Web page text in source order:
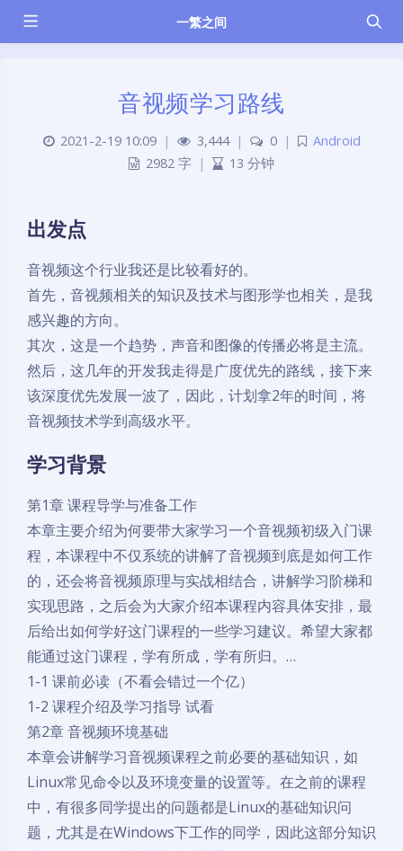
一繁之间
音视频学习路线
2021-2-19 10:09 | 3,444 | 0 |
Android
2982 字 | 13 分钟
出发点
音视频这个行业我还是比较看好的。
首先，音视频相关的知识及技术与图形学也相关，是我
感兴趣的方向。
其次，这是一个趋势，声音和图像的传播必将是主流。
然后，这几年的开发我走得是广度优先的路线，接下来
该深度优先发展一波了，因此，计划拿2年的时间，将
音视频技术学到高级水平。
学习背景
第1章 课程导学与准备工作
本章主要介绍为何要带大家学习一个音视频初级入门课
程，本课程中不仅系统的讲解了音视频到底是如何工作
的，还会将音视频原理与实战相结合，讲解学习阶梯和
实现思路，之后会为大家介绍本课程内容具体安排，最
后给出如何学好这门课程的一些学习建议。希望大家都
能通过这门课程，学有所成，学有所归。…
1-1 课前必读（不看会错过一个亿）
1-2 课程介绍及学习指导 试看
第2章 音视频环境基础
本章会讲解学习音视频课程之前必要的基础知识，如
Linux常见命令以及环境变量的设置等。在之前的课程
中，有很多同学提出的问题都是Linux的基础知识问
题，尤其是在Windows下工作的同学，因此这部分知识